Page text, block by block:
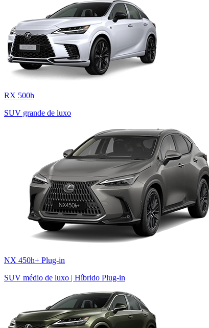
RX 500h
SUV grande de luxo
NX 450h+ Plug-in
SUV médio de luxo | Híbrido Plug-in